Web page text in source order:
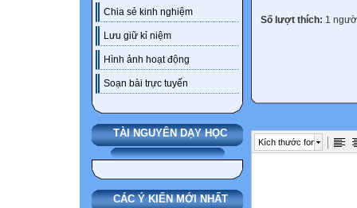
Chia sẻ kinh nghiệm
Lưu giữ kỉ niệm
Hình ảnh hoạt động
Soạn bài trực tuyến
TÀI NGUYÊN DẠY HỌC
CÁC Ý KIẾN MỚI NHẤT
Số lượt thích: 1
Kích thước font